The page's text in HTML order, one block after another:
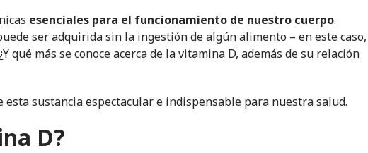
esenciales para el funcionamiento de nuestro cuerpo.
ser adquirida sin la ingestión de algún alimento – en este caso,
qué más se conoce acerca de la vitamina D, además de su relación
esta sustancia espectacular e indispensable para nuestra salud.
D?